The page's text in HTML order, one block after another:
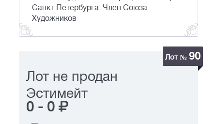
Санкт-Петербурга. Член Союза
Художников
Лот № 90
Лот не продан
Эстимейт
0 - 0